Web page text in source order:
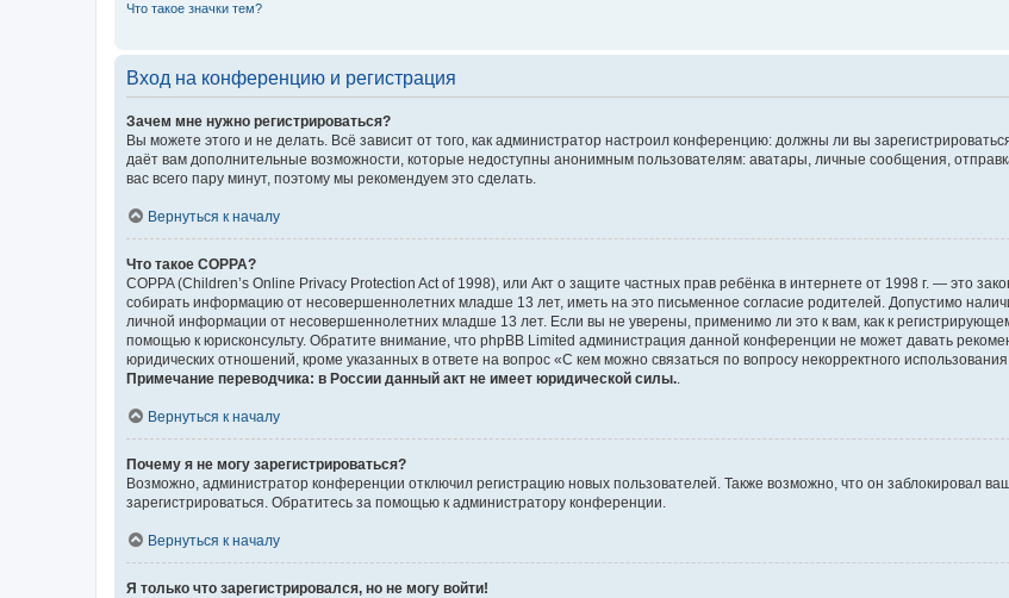
Что такое значки тем?
Вход на конференцию и регистрация
Зачем мне нужно регистрироваться?
Вы можете этого и не делать. Всё зависит от того, как администратор настроил конференцию: должны ли вы
даёт вам дополнительные возможности, которые недоступны анонимным пользователям: аватары, личные сообщения,
вас всего пару минут, поэтому мы рекомендуем это сделать.
Вернуться к началу
Что такое COPPA?
COPPA (Children’s Online Privacy Protection Act of 1998), или Акт о защите частных прав ребёнка в интернете от 1998 г. — это
собирать информацию от несовершеннолетних младше 13 лет, иметь на это письменное согласие родителей. Допустимо
личной информации от несовершеннолетних младше 13 лет. Если вы не уверены, применимо ли это к вам, как к
помощью к юрисконсульту. Обратите внимание, что phpBB Limited администрация данной конференции не может давать
юридических отношений, кроме указанных в ответе на вопрос «С кем можно связаться по вопросу некорректного
Примечание переводчика: в России данный акт не имеет юридической силы..
Вернуться к началу
Почему я не могу зарегистрироваться?
Возможно, администратор конференции отключил регистрацию новых пользователей. Также возможно, что он заблокировал
зарегистрироваться. Обратитесь за помощью к администратору конференции.
Вернуться к началу
Я только что зарегистрировался, но не могу войти!